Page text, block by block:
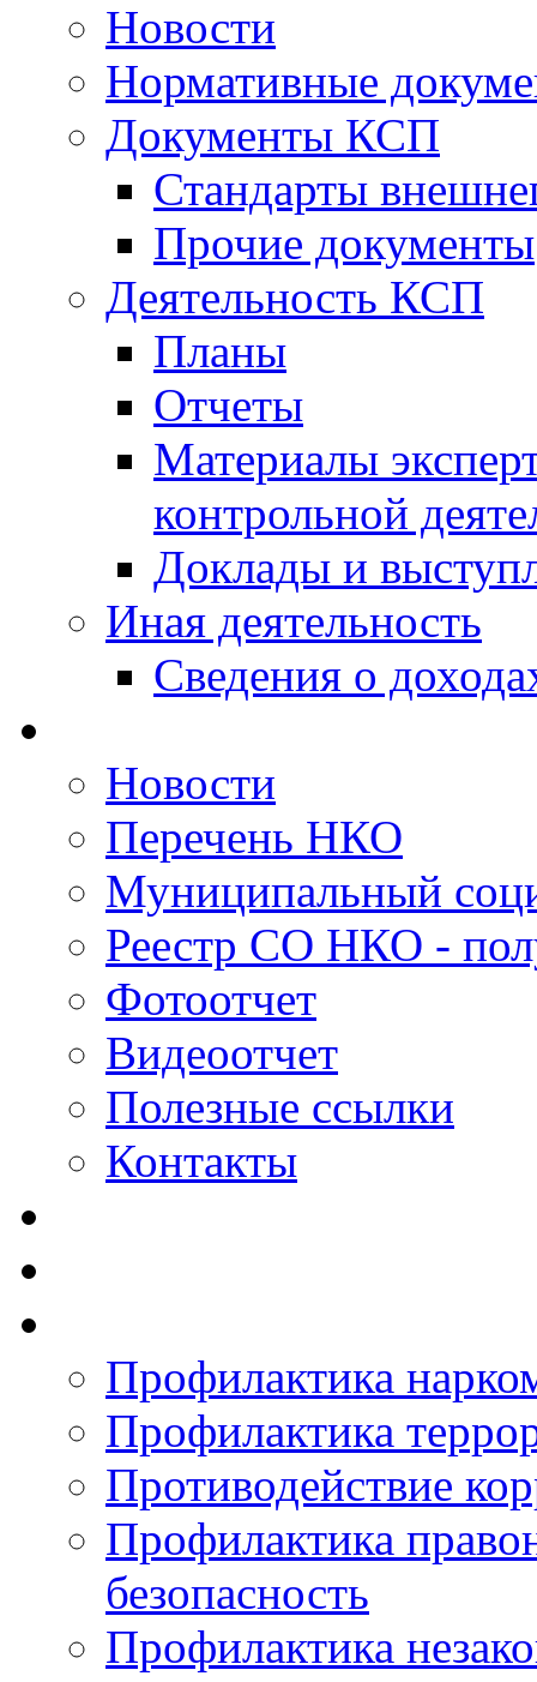
Новости
Нормативные
Документы КСП
Стандарты
Прочие документы
Деятельность КСП
Планы
Отчеты
Материалы
контрольной
Доклады и
Иная деятельность
Сведения о
Новости
Перечень НКО
Муниципальный
Реестр СО НКО -
Фотоотчет
Видеоотчет
Полезные ссылки
Контакты
Профилактика
Профилактика
Противодействие
Профилактика
безопасность
Профилактика